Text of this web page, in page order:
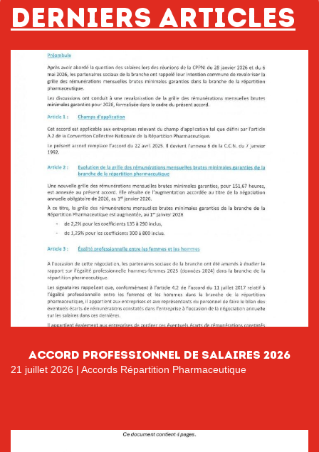
Derniers articles
ACCORD PROFESSIONNEL DE SALAIRES 2026
21 juillet 2026 | Accords Répartition Pharmaceutique